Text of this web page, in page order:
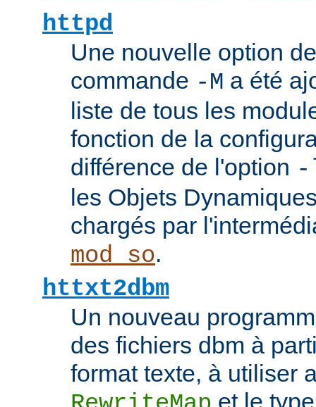
httpd
Une nouvelle option
commande -M a été
liste de tous les
fonction de la
différence de l'option
les Objets
chargés par
mod_so.
httxt2dbm
Un nouveau
des fichiers dbm à
format texte, à utiliser